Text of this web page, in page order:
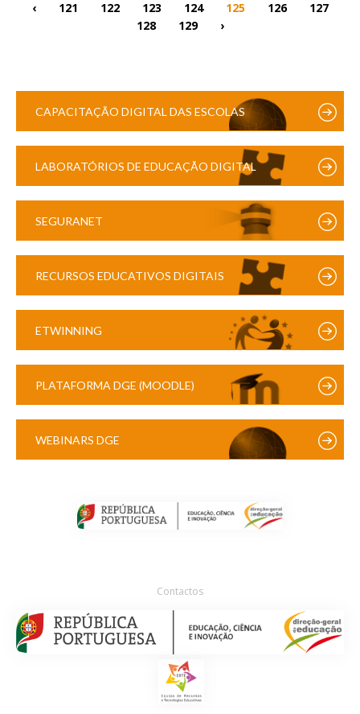
‹ 121 122 123 124 125 126
127
128
129 ›
CAPACITAÇÃO DIGITAL DAS ESCOLAS
LABORATÓRIOS DE EDUCAÇÃO DIGITAL
SEGURANET
RECURSOS EDUCATIVOS DIGITAIS
ETWINNING
PLATAFORMA DGE (MOODLE)
WEBINARS DGE
Contactos